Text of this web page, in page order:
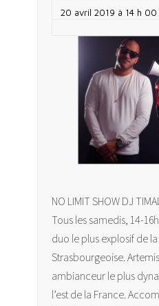
20 avril 2019 à 14 h 00
NO LIMIT SHOW DJ
Tous les samedis, 14-
duo le plus explosif de
Strasbourgeoise.
ambianceur le plus
l’est de la France.